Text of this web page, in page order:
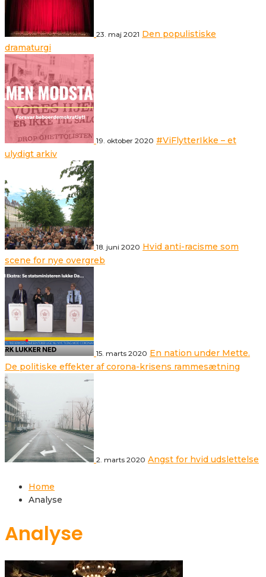
23. maj 2021 Den populistiske
dramaturgi
19. oktober 2020 #ViFlytterIkke – et
ulydigt arkiv
18. juni 2020 Hvid anti-racisme som
scene for nye overgreb
15. marts 2020 En nation under Mette.
De politiske effekter af corona-krisens rammesætning
2. marts 2020 Angst for hvid udslettelse
Home
Analyse
Analyse